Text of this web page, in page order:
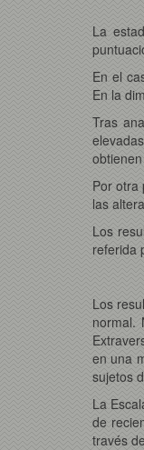
La
En el
En la
Tras
Por otra
las
Los
referida
Los
normal.
en una
sujetos
La
de
través